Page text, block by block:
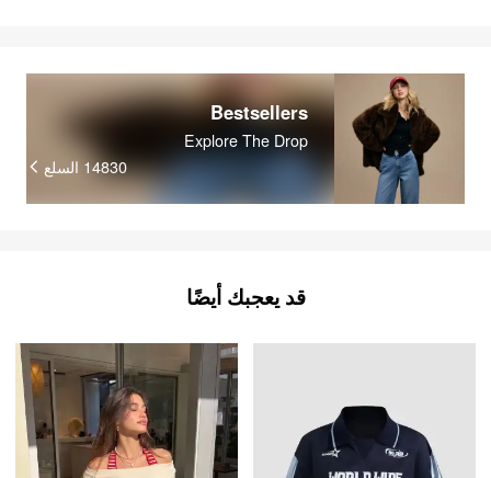
Bestsellers
Explore The Drop
14830 السلع
قد يعجبك أيضًا